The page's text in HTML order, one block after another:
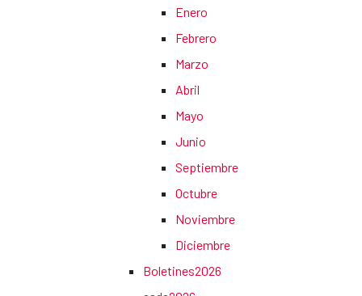
Enero
Febrero
Marzo
Abril
Mayo
Junio
Septiembre
Octubre
Noviembre
Diciembre
Boletines2026